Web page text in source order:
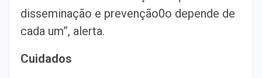
disseminação e prevenção0o depende de
cada um”, alerta.
Cuidados